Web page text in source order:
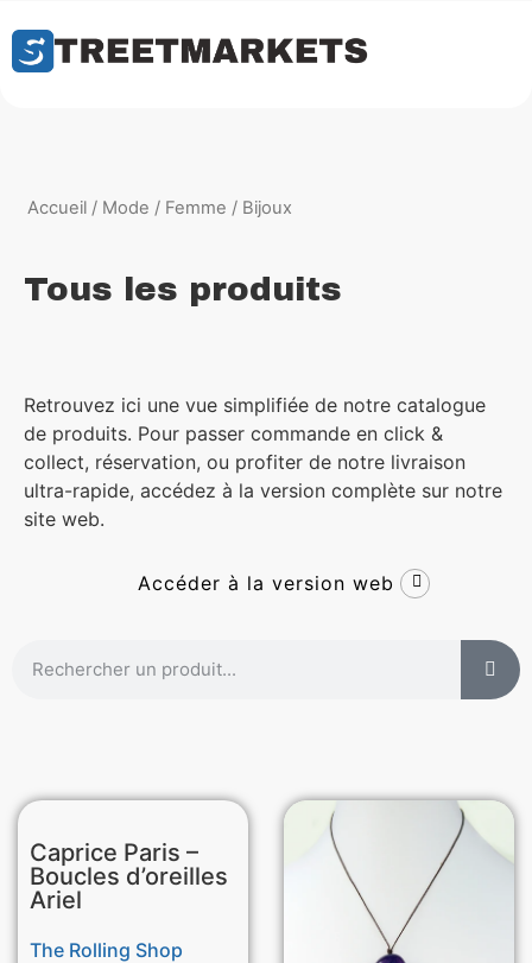
Accueil / Mode / Femme / Bijoux
Tous les produits
Retrouvez ici une vue simplifiée de notre catalogue
de produits. Pour passer commande en click &
collect, réservation, ou profiter de notre livraison
ultra-rapide, accédez à la version complète sur notre
site web.
Accéder à la version web
Caprice Paris –
Boucles d’oreilles
Ariel
The Rolling Shop